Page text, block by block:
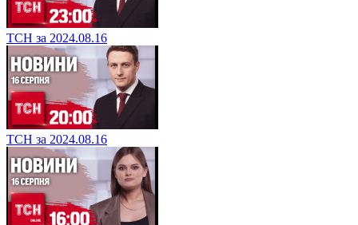
ТСН за 2024.08.16
ТСН за 2024.08.16